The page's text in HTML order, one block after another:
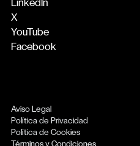
LinkedIn
X
YouTube
Facebook
Aviso Legal
Política de Privacidad
Política de Cookies
Términos y Condiciones